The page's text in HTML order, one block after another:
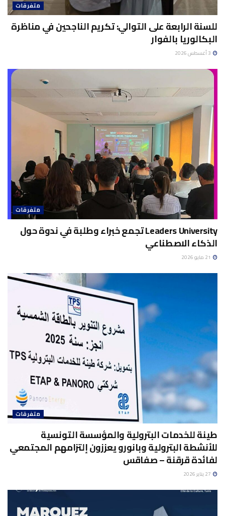
متفرقات
للسنة الرابعة على التوالي: تكريم الناجحين في مناظرة
البكالوريا بالفوار
متفرقات
Leaders University تجمع خبراء وطلبة في ندوة حول
الذكاء الاصطناعي
متفرقات
طينة للخدمات البترولية والمؤسسة التونسية
للأنشطة البترولية وبانورو يعززون إلتزامهم المجتمعي
لفائدة قرقنة – صفاقس